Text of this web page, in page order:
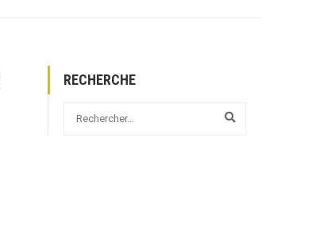
RECHERCHE